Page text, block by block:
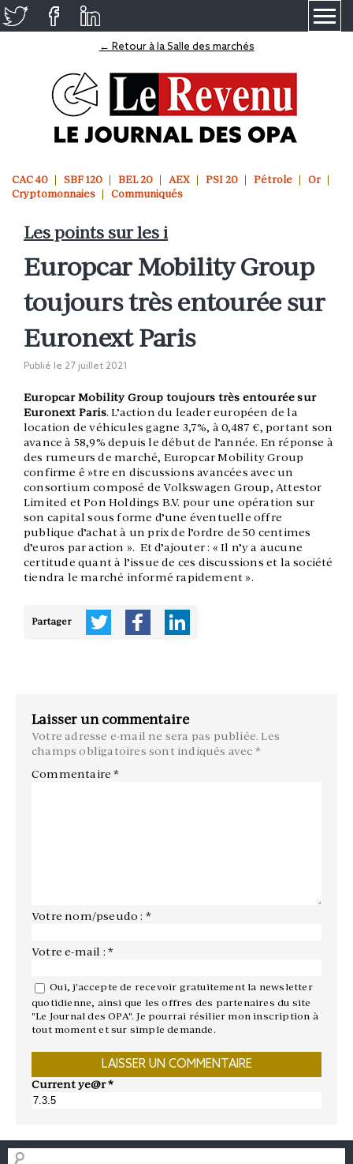
← Retour à la Salle des marchés
CAC 40 SBF 120 BEL 20 AEX PSI 20 Pétrole
Or
Cryptomonnaies
Communiqués
Les points sur les i
Europcar Mobility Group
toujours très entourée sur
Euronext Paris
Publié le 27 juillet 2021
Europcar Mobility Group toujours très entourée sur
Euronext Paris. L’action du leader européen de la
location de véhicules gagne 3,7%, à 0,487 €, portant son
avance à 58,9% depuis le début de l’année. En réponse à
des rumeurs de marché, Europcar Mobility Group
confirme ê »tre en discussions avancées avec un
consortium composé de Volkswagen Group, Attestor
Limited et Pon Holdings B.V. pour une opération sur
son capital sous forme d’une éventuelle offre
publique d’achat à un prix de l’ordre de 50 centimes
d’euros par action ». Et d’ajouter : « Il n’y a aucune
certitude quant à l’issue de ces discussions et la société
tiendra le marché informé rapidement ».
Partager
Laisser un commentaire
Votre adresse e-mail ne sera pas publiée. Les
champs obligatoires sont indiqués avec *
Commentaire*
Votre nom/pseudo : *
Votre e-mail : *
Oui, j'accepte de recevoir gratuitement la newsletter
quotidienne, ainsi que les offres des partenaires du site
"Le Journal des OPA". Je pourrai résilier mon inscription à
tout moment et sur simple demande.
Current ye@r*